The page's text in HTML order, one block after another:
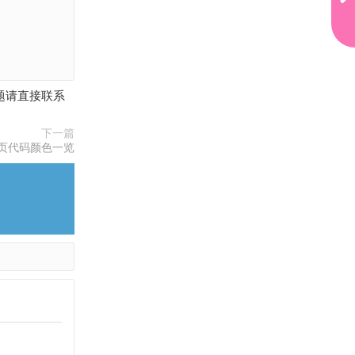
请直接联系
下一篇
代码颜色一览